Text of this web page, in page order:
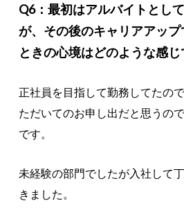
Q6：最初はアルバイトとし
が、その後のキャリアアッ
ときの心境はどのような感じ
正社員を目指して勤務してたの
ただいてのお申し出だと思うの
です。
未経験の部門でしたが入社して
きました。